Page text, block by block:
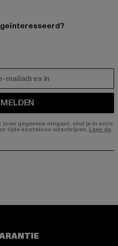
geïnteresseerd?
gegevens omgaat, vind je in onze
tijde kosteloos uitschrijven. Lees de
page:channel: